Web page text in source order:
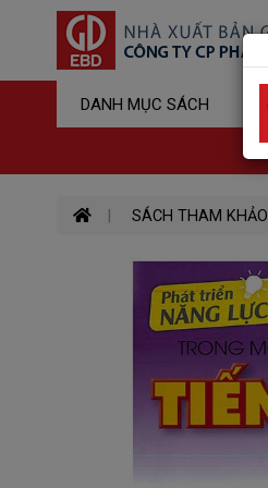
DANH MỤC SÁCH
SÁCH THAM KHẢO